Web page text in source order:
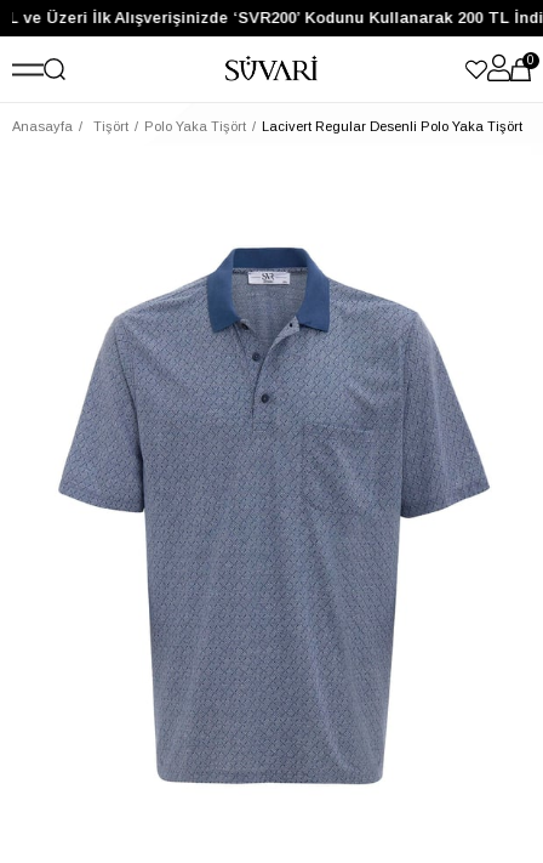
ve Üzeri İlk Alışverişinizde ‘SVR200’ Kodunu Kullanarak 200 TL
0
Anasayfa Tişört Polo Yaka Tişört Lacivert Regular Desenli Polo Yaka Tişört